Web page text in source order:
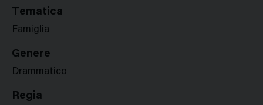
Tematica
Famiglia
Genere
Drammatico
Regia